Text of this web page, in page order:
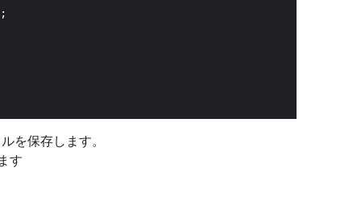
を保存します。
す